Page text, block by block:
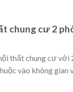
chung cư 2
thất chung cư với
vào không gian